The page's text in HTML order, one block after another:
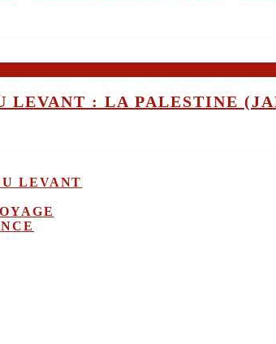
LEVANT : LA PALESTINE
LEVANT